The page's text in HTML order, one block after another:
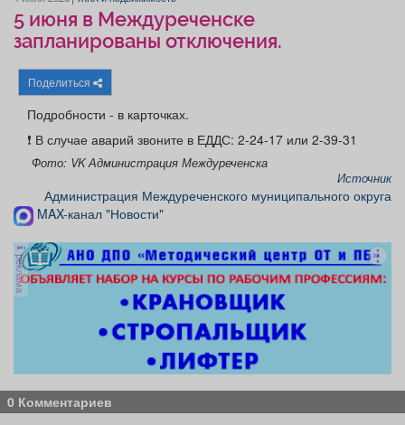
Афиша Обучение
Товары Поздравления
Я - пенсионер
5 июня в Междуреченске
запланированы отключения.
Поделиться
Подробности - в карточках.
❗️ В случае аварий звоните в ЕДДС: 2-24-17 или 2-39-31
Фото: VK Администрация Междуреченска
Источник
Администрация Междуреченского муниципального округа
MAX-канал "Новости"
реклама
0 Комментариев